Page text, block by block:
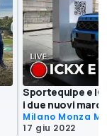
Sportequipe e
i due nuovi
Milano Monza
17 giu 2022